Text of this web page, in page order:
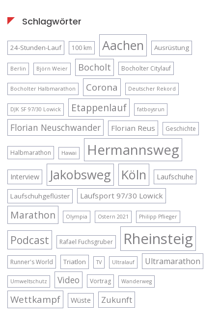
Schlagwörter
24-Stunden-Lauf 100 km Aachen Ausrüstung
Berlin Björn Weier Bocholt Bocholter Citylauf
Bocholter Halbmarathon Corona Deutscher Rekord
DJK SF 97/30 Lowick Etappenlauf fatboysrun
Florian Neuschwander Florian Reus Geschichte
Halbmarathon Hawai Hermannsweg
Interview Jakobsweg Köln Laufschuhe
Laufschuhgeflüster Laufsport 97/30 Lowick
Marathon Olympia Ostern 2021 Philipp Pflieger
Podcast Rafael Fuchsgruber Rheinsteig
Runner's World Triatlon TV Ultralauf Ultramarathon
Umweltschutz Video Vortrag Wanderweg
Wettkampf Wüste Zukunft